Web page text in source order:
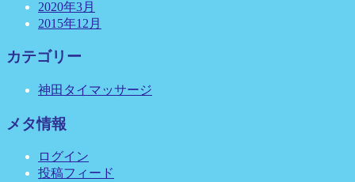
2020年3月
2015年12月
カテゴリー
神田タイマッサージ
メタ情報
ログイン
投稿フィード